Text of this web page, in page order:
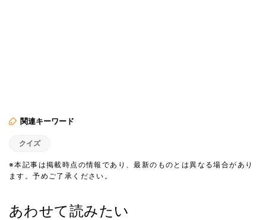
関連キーワード
クイズ
※本記事は掲載時点の情報であり、最新のものとは異なる場合があり
ます。予めご了承ください。
あわせて読みたい